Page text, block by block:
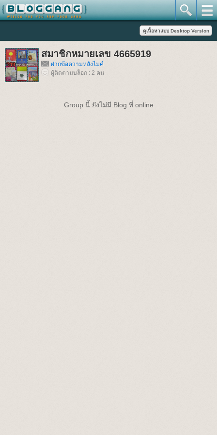
สมาชิกหมายเลข 4665919
ฝากข้อความหลังไมค์
ผู้ติดตามบล็อก : 2 คน
Group นี้ ยังไม่มี Blog ที่ online